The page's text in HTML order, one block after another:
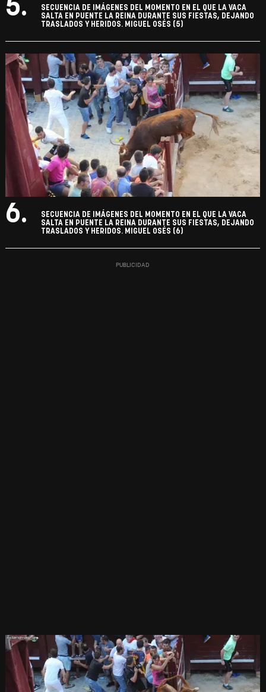
5.
SECUENCIA DE IMÁGENES DEL MOMENTO EN EL QUE LA VACA
SALTA EN PUENTE LA REINA DURANTE SUS FIESTAS, DEJANDO
TRASLADOS Y HERIDOS. MIGUEL OSÉS (5)
6.
SECUENCIA DE IMÁGENES DEL MOMENTO EN EL QUE LA VACA
SALTA EN PUENTE LA REINA DURANTE SUS FIESTAS, DEJANDO
TRASLADOS Y HERIDOS. MIGUEL OSÉS (6)